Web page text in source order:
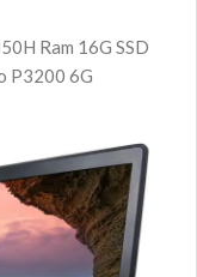
Ram 16G SSD
P3200 6G